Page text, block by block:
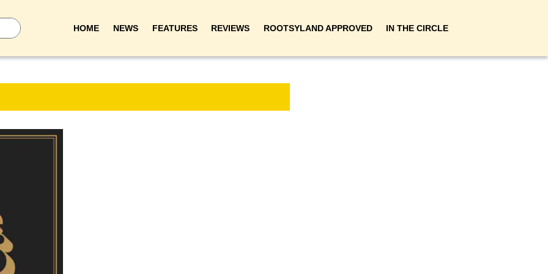
HOME NEWS FEATURES REVIEWS ROOTSYLAND APPROVED IN THE CIRCLE